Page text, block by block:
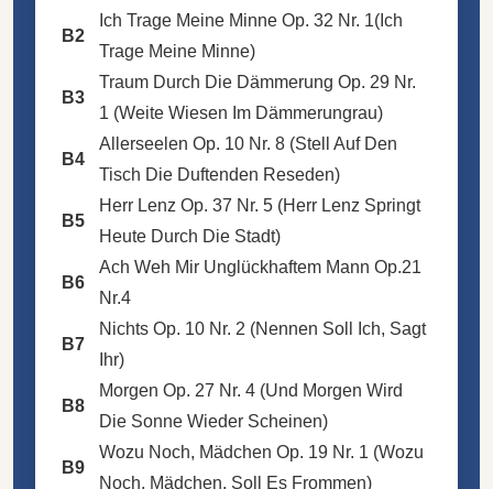
B2
Ich Trage Meine Minne Op. 32 Nr. 1(Ich
Trage Meine Minne)
B3
Traum Durch Die Dämmerung Op. 29 Nr.
1 (Weite Wiesen Im Dämmerungrau)
B4
Allerseelen Op. 10 Nr. 8 (Stell Auf Den
Tisch Die Duftenden Reseden)
B5
Herr Lenz Op. 37 Nr. 5 (Herr Lenz Springt
Heute Durch Die Stadt)
B6
Ach Weh Mir Unglückhaftem Mann Op.21
Nr.4
B7
Nichts Op. 10 Nr. 2 (Nennen Soll Ich, Sagt
Ihr)
B8
Morgen Op. 27 Nr. 4 (Und Morgen Wird
Die Sonne Wieder Scheinen)
B9
Wozu Noch, Mädchen Op. 19 Nr. 1 (Wozu
Noch, Mädchen, Soll Es Frommen)